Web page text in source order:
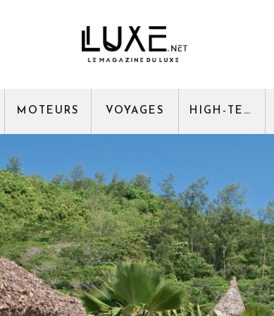
MOTEURS VOYAGES HIGH-TECH